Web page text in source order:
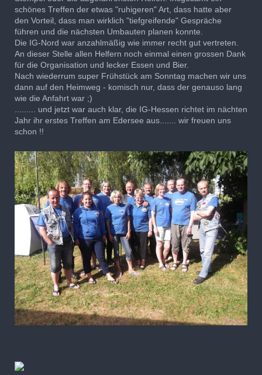
schönes Treffen der etwas "ruhigeren" Art, dass hatte aber
den Vorteil, dass man wirklich "tiefgreifende" Gespräche
führen und die nächsten Umbauten planen konnte.
Die IG-Nord war anzahlmäßig wie immer recht gut vertreten.
An dieser Stelle allen Helfern noch einmal einen grossen Dank
für die Organisation und lecker Essen und Bier.
Nach wiederrum super Frühstück am Sonntag machen wir uns
dann auf den Heimweg - komisch nur, dass der genauso lang
wie die Anfahrt war ;)
......... und jetzt war auch klar, die IG-Hessen richtet im nächten
Jahr ihr erstes Treffen am Edersee aus....... wir freuen uns
schon !!